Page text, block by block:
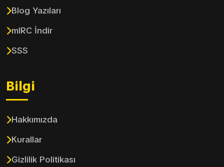
Blog Yazıları
mIRC İndir
SSS
Bilgi
Hakkımızda
Kurallar
Gizlilik Politikası